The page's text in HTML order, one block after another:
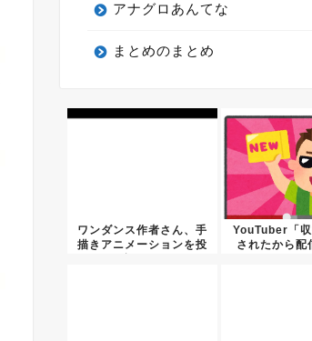
アナグロあんてな
まとめのまとめ
ワンダンス作者さん、手
描きアニメーションを投
YouTuber「
されたから配